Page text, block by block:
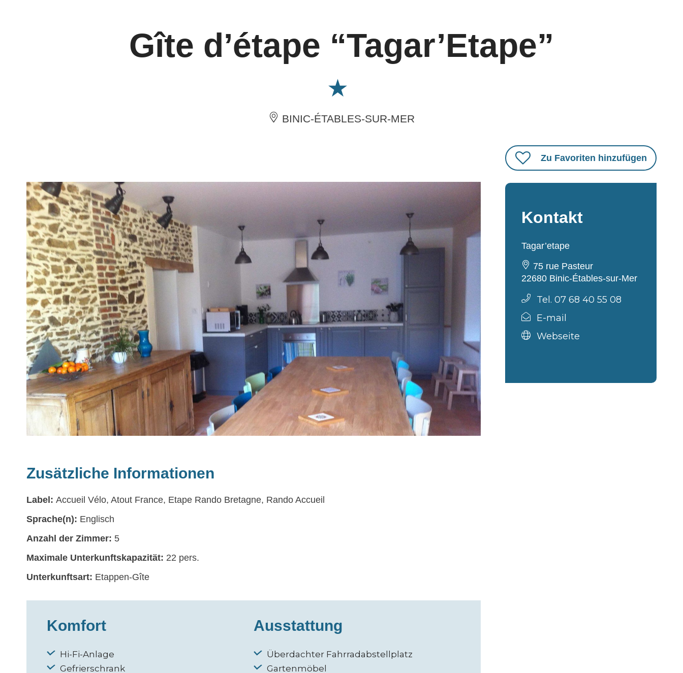
Gîte d’étape “Tagar’Etape”
BINIC-ÉTABLES-SUR-MER
Zusätzliche Informationen
Label: Accueil Vélo, Atout France, Etape Rando Bretagne, Rando Accueil
Sprache(n): Englisch
Anzahl der Zimmer: 5
Maximale Unterkunftskapazität: 22 pers.
Unterkunftsart: Etappen-Gîte
Komfort
Hi-Fi-Anlage
Gefrierschrank
Ausstattung
Überdachter Fahrradabstellplatz
Gartenmöbel
Zu Favoriten hinzufügen
Kontakt
Tagar’etape
75 rue Pasteur
22680 Binic-Étables-sur-Mer
Tel. 07 68 40 55 08
E-mail
Webseite